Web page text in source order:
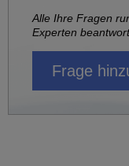
Alle Ihre Fragen
Experten
Frage